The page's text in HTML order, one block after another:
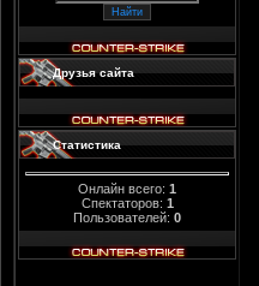
Друзья сайта
Статистика
Онлайн всего: 1
Спектаторов: 1
Пользователей: 0